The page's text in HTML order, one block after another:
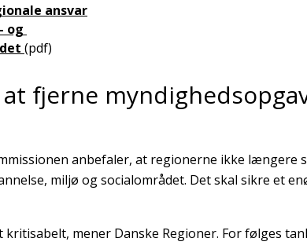
ansvar
og
(pdf)
at fjerne
anbefaler, at regionerne ikke længere
miljø og socialområdet. Det skal sikre et
mener Danske Regioner. For følges